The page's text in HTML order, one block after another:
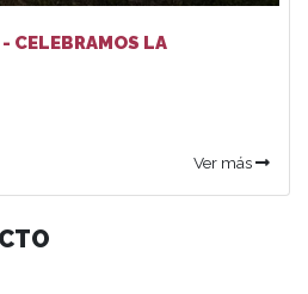
CELEBRAMOS LA
Ver más